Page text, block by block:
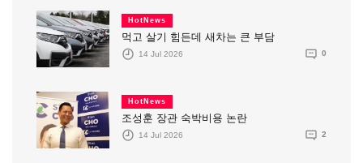
HotNews
먹고 살기 힘든데 새차는 큰 부담
14 Jul 2026 0
HotNews
조성훈 장관 숙박비용 논란
14 Jul 2026 2